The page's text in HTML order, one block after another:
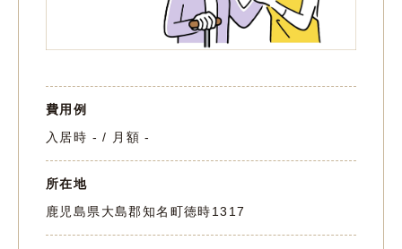
費用例
入居時 - / 月額 -
所在地
鹿児島県大島郡知名町徳時1317